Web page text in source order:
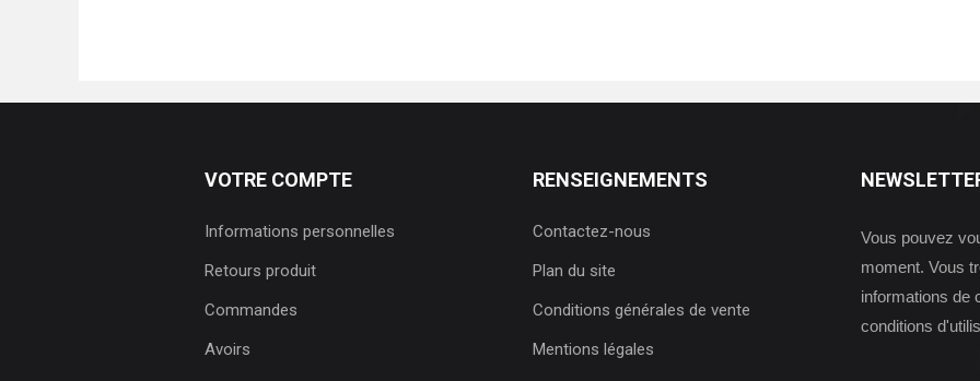
VOTRE COMPTE
Informations personnelles
Retours produit
Commandes
Avoirs
RENSEIGNEMENTS
Contactez-nous
Plan du site
Conditions générales de vente
Mentions légales
Vous pouvez
moment. Vous
informations de
conditions